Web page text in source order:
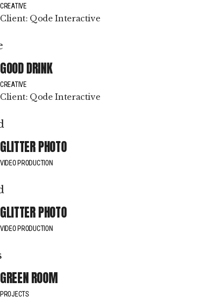
CREATIVE
Client: Qode Interactive
GOOD DRINK
CREATIVE
Client: Qode Interactive
GLITTER PHOTO
VIDEO PRODUCTION
GLITTER PHOTO
VIDEO PRODUCTION
GREEN ROOM
PROJECTS